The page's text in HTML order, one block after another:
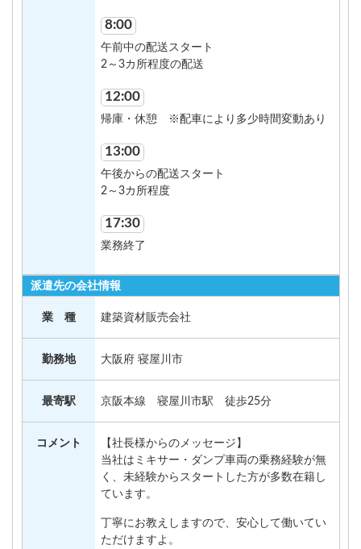
8:00
午前中の配送スタート
2～3カ所程度の配送
12:00
帰庫・休憩 ※配車により多少時間変動あり
13:00
午後からの配送スタート
2～3カ所程度
17:30
業務終了
派遣先の会社情報
業 種 建築資材販売会社
勤務地 大阪府 寝屋川市
最寄駅 京阪本線 寝屋川市駅 徒歩25分
コメント
【社長様からのメッセージ】
当社はミキサー・ダンプ車両の乗務経験が無
く、未経験からスタートした方が多数在籍し
ています。
丁寧にお教えしますので、安心して働いてい
ただけますよ。